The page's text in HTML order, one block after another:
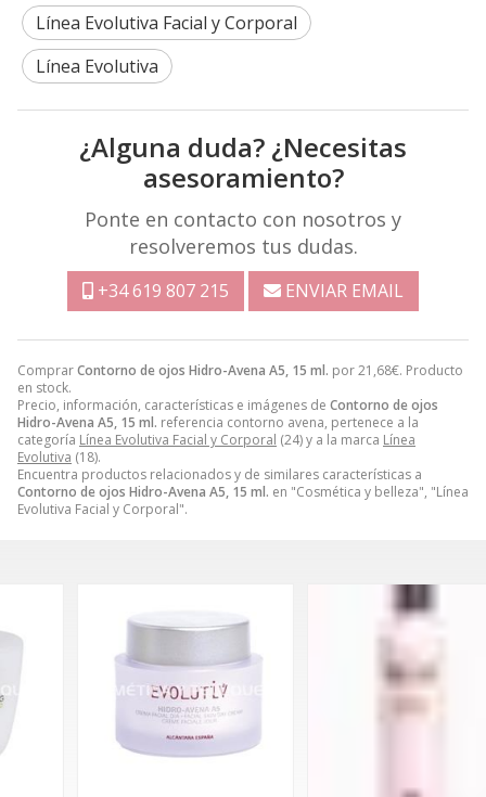
ComprarContorno de ojos Hidro-Avena A5, 15 ml. por21,68€. Producto
en stock.
Precio, información, características e imágenes de Contorno de ojos
Hidro-Avena A5, 15 ml. referencia contorno avena, pertenece a la
categoría Línea Evolutiva Facial y Corporal (24) y a la marca Línea
Evolutiva (18).
Encuentra productos relacionados y de similares características a
Contorno de ojos Hidro-Avena A5, 15 ml. en "Cosmética y belleza", "Línea
Evolutiva Facial y Corporal".
Línea Evolutiva Facial y Corporal
Línea Evolutiva
¿Alguna duda? ¿Necesitas
asesoramiento?
Ponte en contacto con nosotros y
resolveremos tus dudas.
+34 619 807 215 ENVIAR EMAIL